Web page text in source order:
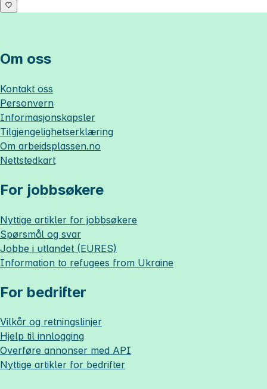
Om oss
Kontakt oss
Personvern
Informasjonskapsler
Tilgjengelighetserklæring
Om arbeidsplassen.no
Nettstedkart
For jobbsøkere
Nyttige artikler for jobbsøkere
Spørsmål og svar
Jobbe i utlandet (EURES)
Information to refugees from Ukraine
For bedrifter
Vilkår og retningslinjer
Hjelp til innlogging
Overføre annonser med API
Nyttige artikler for bedrifter